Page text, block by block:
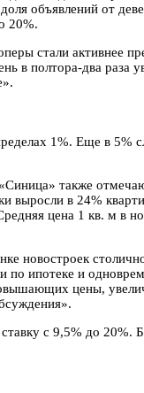
объявлений от
20%.
стали
полтора-два раза
1%. Еще в
также
в 24%
цена 1 кв. м в
по ипотеке и
цены,
с 9,5% до 20%.